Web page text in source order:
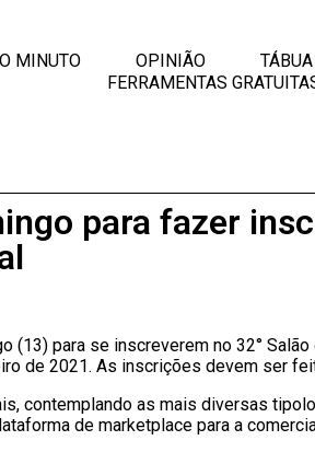
MINUTO OPINIÃO
FERRAMENTAS
para fazer
para se inscreverem no 32°
de 2021. As inscrições devem ser
contemplando as mais diversas
de marketplace para a